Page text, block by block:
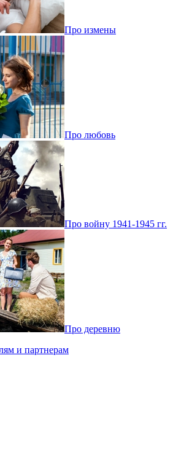
Про измены
Про любовь
Про войну 1941-1945 гг.
Про деревню
и партнерам